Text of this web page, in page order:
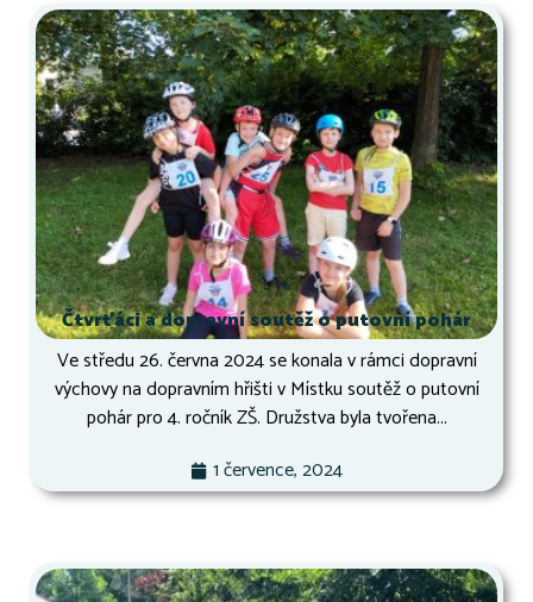
Čtvrťáci a dopravní soutěž o putovní pohár
Ve středu 26. června 2024 se konala v rámci dopravní
výchovy na dopravním hřišti v Místku soutěž o putovní
pohár pro 4. ročník ZŠ. Družstva byla tvořena...
1 července, 2024